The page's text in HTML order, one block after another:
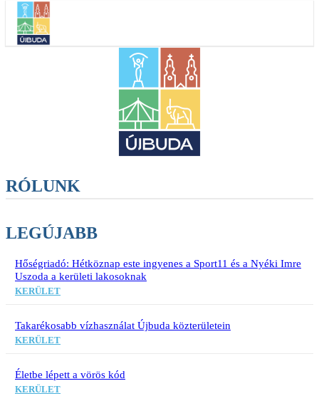
RÓLUNK
LEGÚJABB
Hőségriadó: Hétköznap este ingyenes a Sport11 és a Nyéki Imre
Uszoda a kerületi lakosoknak
KERÜLET
Takarékosabb vízhasználat Újbuda közterületein
KERÜLET
Életbe lépett a vörös kód
KERÜLET